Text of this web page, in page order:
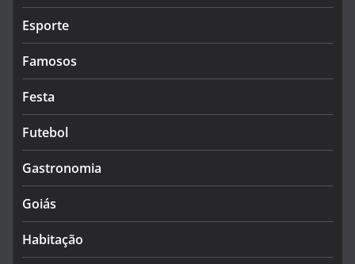
Esporte
Famosos
Festa
Futebol
Gastronomia
Goiás
Habitação